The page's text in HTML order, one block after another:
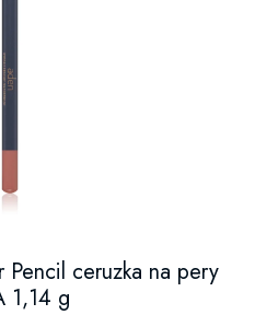
ceruzka na pery
1,14 g